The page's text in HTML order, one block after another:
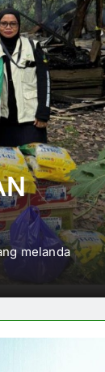
melanda